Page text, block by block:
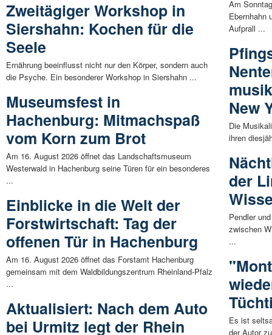
Zweitägiger Workshop in
Siershahn: Kochen für die
Seele
Ernährung beeinflusst nicht nur den Körper, sondern auch
die Psyche. Ein besonderer Workshop in Siershahn ...
Museumsfest in
Hachenburg: Mitmachspaß
vom Korn zum Brot
Am 16. August 2026 öffnet das Landschaftsmuseum
Westerwald in Hachenburg seine Türen für ein besonderes
...
Einblicke in die Welt der
Forstwirtschaft: Tag der
offenen Tür in Hachenburg
Am 16. August 2026 öffnet das Forstamt Hachenburg
gemeinsam mit dem Waldbildungszentrum Rheinland-Pfalz
...
Aktualisiert: Nach dem Auto
bei Urmitz legt der Rhein
Am
Ebernhahn
Aufprall ...
New
Die
ihren
der
Pendler
zwischen
...
Es ist
der Autor